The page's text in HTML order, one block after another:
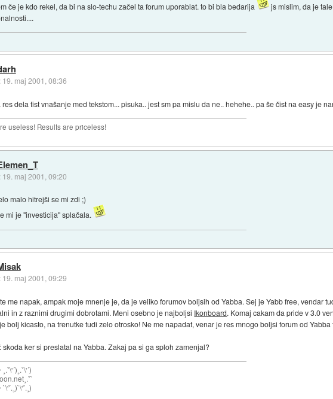
če je kdo rekel, da bi na slo-techu začel ta forum uporablat. to bi bla bedarija
js mislim, da je
19. maj 2001, 08:36
res dela tist vnašanje med tekstom... pisuka.. jest sm pa mislu da ne.. hehehe.. pa še čist na easy je
useless! Results are priceless!
19. maj 2001, 09:20
malo hitrejši se mi zdi ;)
mi je "investicija" splačala.
19. maj 2001, 09:29
me napak, ampak moje mnenje je, da je veliko forumov boljsih od Yabba. Sej je Yabb free, vendar
in z raznimi drugimi dobrotami. Meni osebno je najboljsi Ikonboard. Komaj cakam da pride v 3.0
bolj kicasto, na trenutke tudi zelo otrosko! Ne me napadat, venar je res mnogo boljsi forum od
skoda ker si preslatal na Yabba. Zakaj pa si ga sploh zamenjal?
`\'ˇ.¸)`\'ˇ.¸)